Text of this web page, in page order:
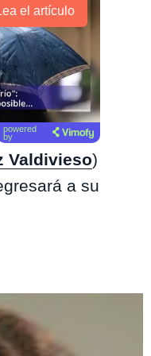
el artículo
powered
by
Valdivieso)
a su